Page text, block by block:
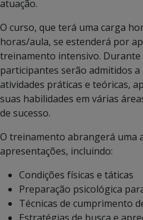
atuação.
O curso, que terá uma carga
horas/aula, se estenderá por
treinamento intensivo. Durante
participantes serão admitidos a
atividades práticas e teóricas,
suas habilidades em várias
de sucesso.
O treinamento abrangerá uma
apresentações, incluindo:
Condições físicas e táticas
Preparação psicológica
Técnicas de cumprimento